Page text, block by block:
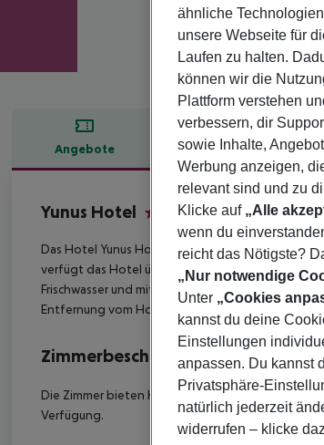
Angebote Hotelbeschreibung
Hotelbeschreibung
Yunus Hotel
Das Hotel Yunus Hotel in Marmaris hat 50
verfügt das Hotel über eine Lobby, eine
Frischwasser und mit getrenntem Kinderbecken
Entfernung vom Hotel: Flughafen DLM (90 km).
Zimmerbeschreibung
Die Zimmer bieten Kaffee- und
Verfügung.
ähnliche
unsere Webseite für
Laufen zu halten.
können wir die
Plattform verstehen
verbessern, dir
sowie Inhalte,
Werbung anzeigen,
relevant sind und zu
Klicke auf „Alle
wenn du
reicht das Nötigste?
„Nur notwendige
Unter „Cookies
kannst du deine
Einstellungen
anpassen. Du kannst
Privatsphäre-
natürlich jederzeit
widerrufen – klicke